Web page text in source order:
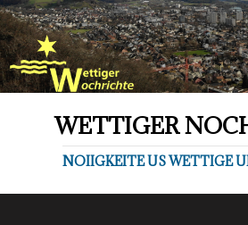
WETTIGER
NOIIGKEITE US WETTIGE